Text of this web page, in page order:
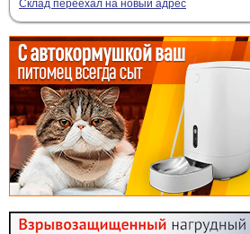
Склад переехал на новый адрес